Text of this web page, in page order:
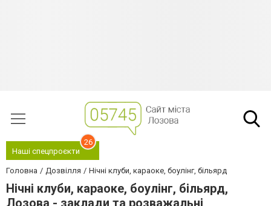
Наші спецпроєкти
26
Головна Дозвілля Нічні клуби, караоке, боулінг, більярд
Нічні клуби, караоке, боулінг, більярд,
Лозова - заклади та розважальні